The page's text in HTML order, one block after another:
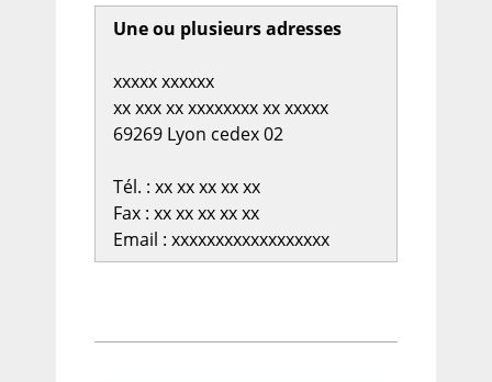
Une ou plusieurs adresses
xxxxx xxxxxx
xx xxx xx xxxxxxxx xx xxxxx
69269 Lyon cedex 02
Tél. : xx xx xx xx xx
Fax : xx xx xx xx xx
Email : xxxxxxxxxxxxxxxxxx